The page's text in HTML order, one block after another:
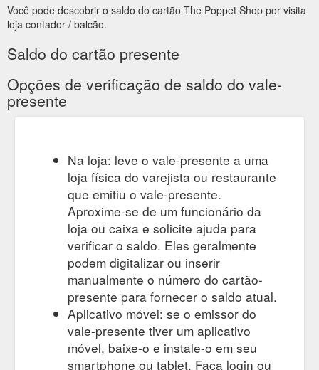
Você pode descobrir o saldo do cartão The Poppet Shop por visita
loja contador / balcão.
Saldo do cartão presente
Opções de verificação de saldo do vale-
presente
Na loja: leve o vale-presente a uma
loja física do varejista ou restaurante
que emitiu o vale-presente.
Aproxime-se de um funcionário da
loja ou caixa e solicite ajuda para
verificar o saldo. Eles geralmente
podem digitalizar ou inserir
manualmente o número do cartão-
presente para fornecer o saldo atual.
Aplicativo móvel: se o emissor do
vale-presente tiver um aplicativo
móvel, baixe-o e instale-o em seu
smartphone ou tablet. Faça login ou